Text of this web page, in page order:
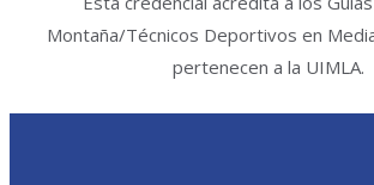
Montaña/Técnicos Deportivos en
pertenecen a la UIMLA.